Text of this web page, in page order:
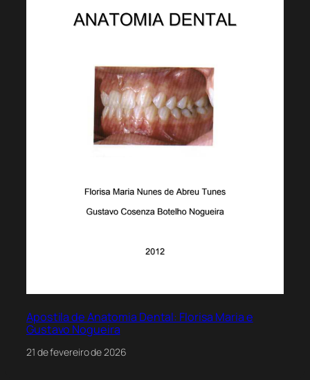
Apostila de Anatomia Dental: Florisa Maria e
Gustavo Nogueira
21 de fevereiro de 2026